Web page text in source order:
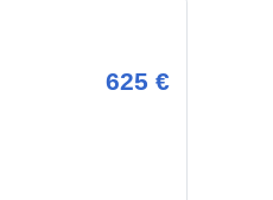
625 €